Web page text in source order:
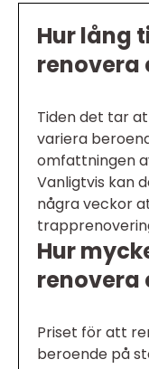
Hur lång
renovera
Tiden det tar
variera
omfattningen
Vanligtvis kan
några veckor
Hur
renovera
Priset för att
beroende på